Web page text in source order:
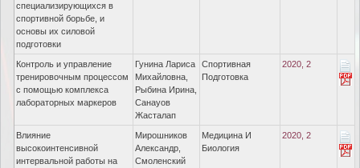
специализирующихся в
спортивной борьбе, и
основы их силовой
подготовки
Контроль и управление
тренировочным процессом
с помощью комплекса
лабораторных маркеров
Гунина Лариса
Михайловна,
Рыбина Ирина,
Санауов
Жасталап
Спортивная
Подготовка
2020, 2
Влияние
высокоинтенсивной
интервальной работы на
Мирошников
Александр,
Смоленский
Медицина И
Биология
2020, 2